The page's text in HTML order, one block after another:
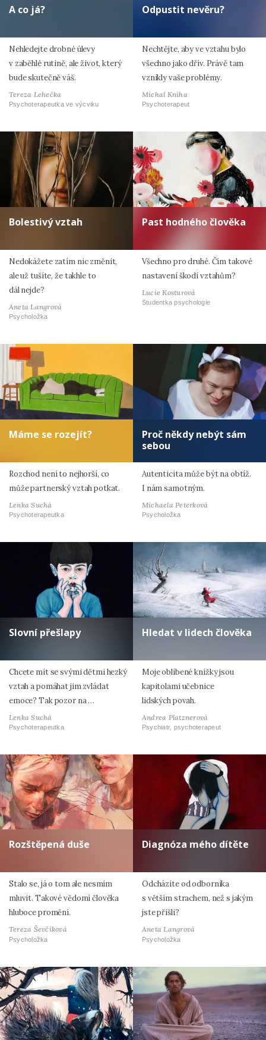
A co já?
Nehledejte drobné úlevy
v zaběhlé rutině, ale život, který
bude skutečně váš.
Tereza Lehečka
Psychoterapeutka ve výcviku
Odpustit nevěru?
Nechtějte, aby ve vztahu bylo
všechno jako dřív. Právě tam
vznikly vaše problémy.
Michal Kniha
Psychoterapeut
Bolestivý vztah
Nedokážete zatím nic změnit,
ale už tušíte, že takhle to
dál nejde?
Aneta Langrová
Psycholožka
Past hodného člověka
Všechno pro druhé. Čím takové
nastavení škodí vztahům?
Lucie Kosturová
Studentka psychologie
Máme se rozejít?
Rozchod není to nejhorší, co
může partnerský vztah potkat.
Lenka Suchá
Psychoterapeutka
Proč někdy nebýt sám
sebou
Autenticita může být na obtíž.
I nám samotným.
Michaela Peterková
Psycholožka
Slovní přešlapy
Chcete mít se svými dětmi hezký
vztah a pomáhat jim zvládat
emoce? Tak pozor na …
Lenka Suchá
Psychoterapeutka
Hledat v lidech člověka
Moje oblíbené knížky jsou
kapitolami učebnice
lidských povah.
Andrea Platznerová
Psychiatr, psychoterapeut
Rozštěpená duše
Stalo se, já o tom ale nesmím
mluvit. Takové vědomí člověka
hluboce promění.
Tereza Ševčíková
Psycholožka
Diagnóza mého dítěte
Odcházíte od odborníka
s větším strachem, než s jakým
jste přišli?
Aneta Langrová
Psycholožka